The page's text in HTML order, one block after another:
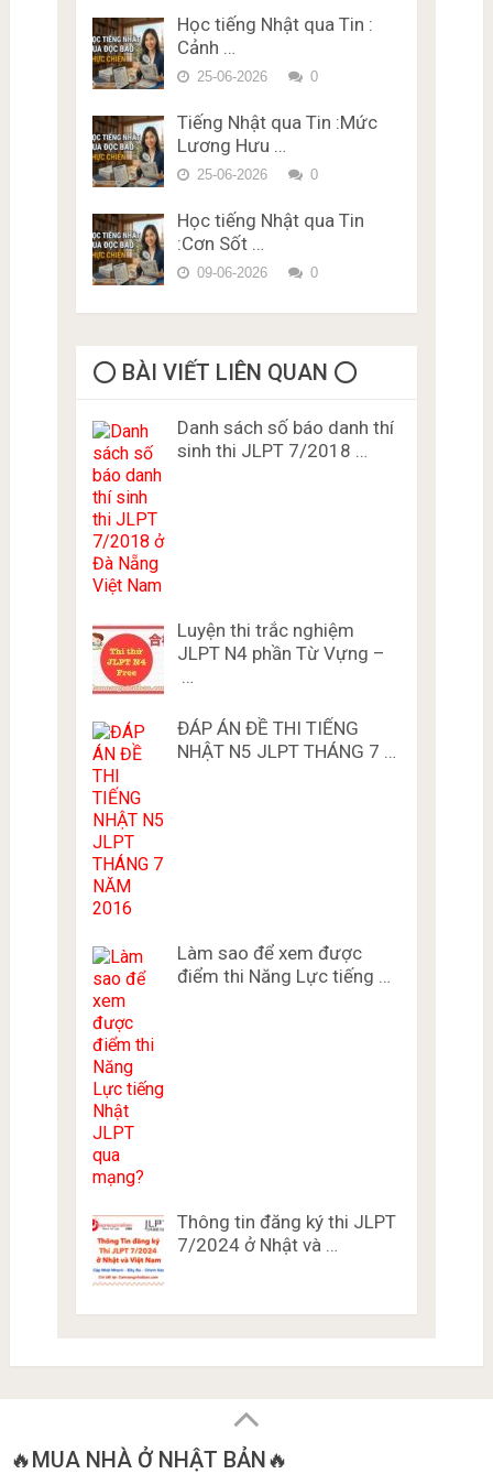
Đề thi trắc nghiệm Lý thuyết
bằng lái xe ở Nhật Bản Miễn
Phí Karimen 10 câu Đề 5
Vựng – Chữ Hán Đề 15
Học tiếng Nhật qua Tin :
Cảnh …
25-06-2026 0
Tiếng Nhật qua Tin :Mức
Lương Hưu …
25-06-2026 0
Học tiếng Nhật qua Tin
:Cơn Sốt …
09-06-2026 0
⭕️ BÀI VIẾT LIÊN QUAN ⭕️
Danh sách số báo danh thí
sinh thi JLPT 7/2018 …
Luyện thi trắc nghiệm
JLPT N4 phần Từ Vựng –
…
ĐÁP ÁN ĐỀ THI TIẾNG
NHẬT N5 JLPT THÁNG 7 …
Làm sao để xem được
điểm thi Năng Lực tiếng …
Thông tin đăng ký thi JLPT
7/2024 ở Nhật và …
🔥MUA NHÀ Ở NHẬT BẢN🔥